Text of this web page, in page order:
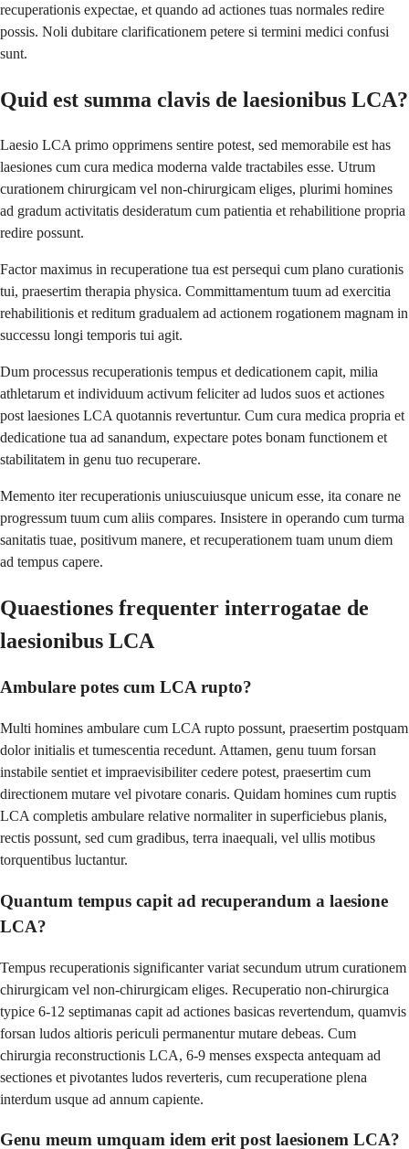
recuperationis expectae, et quando ad actiones tuas normales redire
possis. Noli dubitare clarificationem petere si termini medici confusi
sunt.
Quid est summa clavis de laesionibus LCA?
Laesio LCA primo opprimens sentire potest, sed memorabile est has
laesiones cum cura medica moderna valde tractabiles esse. Utrum
curationem chirurgicam vel non-chirurgicam eliges, plurimi homines
ad gradum activitatis desideratum cum patientia et rehabilitione propria
redire possunt.
Factor maximus in recuperatione tua est persequi cum plano curationis
tui, praesertim therapia physica. Committamentum tuum ad exercitia
rehabilitionis et reditum gradualem ad actionem rogationem magnam in
successu longi temporis tui agit.
Dum processus recuperationis tempus et dedicationem capit, milia
athletarum et individuum activum feliciter ad ludos suos et actiones
post laesiones LCA quotannis revertuntur. Cum cura medica propria et
dedicatione tua ad sanandum, expectare potes bonam functionem et
stabilitatem in genu tuo recuperare.
Memento iter recuperationis uniuscuiusque unicum esse, ita conare ne
progressum tuum cum aliis compares. Insistere in operando cum turma
sanitatis tuae, positivum manere, et recuperationem tuam unum diem
ad tempus capere.
Quaestiones frequenter interrogatae de
laesionibus LCA
Ambulare potes cum LCA rupto?
Multi homines ambulare cum LCA rupto possunt, praesertim postquam
dolor initialis et tumescentia recedunt. Attamen, genu tuum forsan
instabile sentiet et impraevisibiliter cedere potest, praesertim cum
directionem mutare vel pivotare conaris. Quidam homines cum ruptis
LCA completis ambulare relative normaliter in superficiebus planis,
rectis possunt, sed cum gradibus, terra inaequali, vel ullis motibus
torquentibus luctantur.
Quantum tempus capit ad recuperandum a laesione
LCA?
Tempus recuperationis significanter variat secundum utrum curationem
chirurgicam vel non-chirurgicam eliges. Recuperatio non-chirurgica
typice 6-12 septimanas capit ad actiones basicas revertendum, quamvis
forsan ludos altioris periculi permanentur mutare debeas. Cum
chirurgia reconstructionis LCA, 6-9 menses exspecta antequam ad
sectiones et pivotantes ludos reverteris, cum recuperatione plena
interdum usque ad annum capiente.
Genu meum umquam idem erit post laesionem LCA?